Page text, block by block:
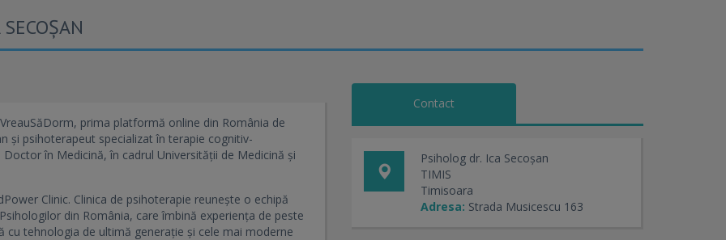
prima platformă online din România de
și psihoterapeut specializat în terapie cognitiv-
în Medicină, în cadrul Universității de Medicină și
Clinic. Clinica de psihoterapie reunește o echipă
din România, care îmbină experiența de peste
tehnologia de ultimă generație și cele mai moderne
Contact
Psiholog dr. Ica Secoșan
TIMIS
Timisoara
Adresa: Strada Musicescu 163